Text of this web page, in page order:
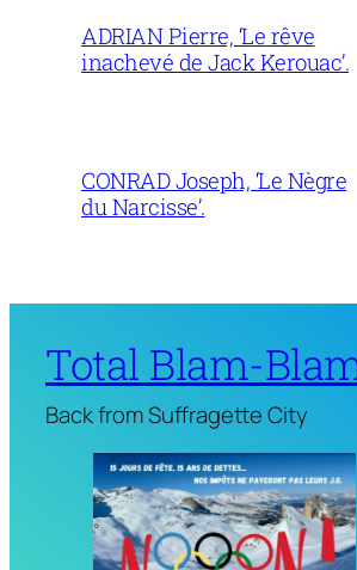
ADRIAN Pierre, ‘Le rêve
inachevé de Jack Kerouac’.
CONRAD Joseph, ‘Le Nègre
du Narcisse’.
Total Blam-
Back from Suffragette City